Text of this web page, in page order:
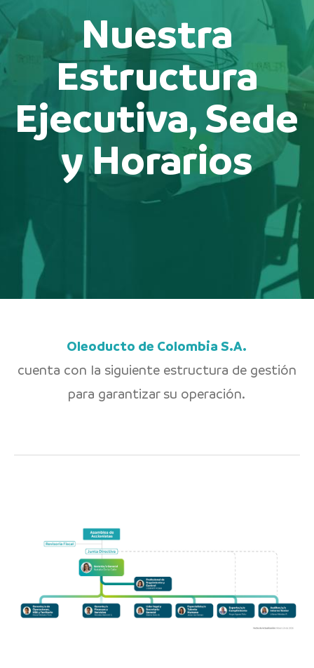
Nuestra
Estructura
Ejecutiva, Sede
y Horarios
Oleoducto de Colombia S.A.
cuenta con la siguiente estructura de gestión
para garantizar su operación.